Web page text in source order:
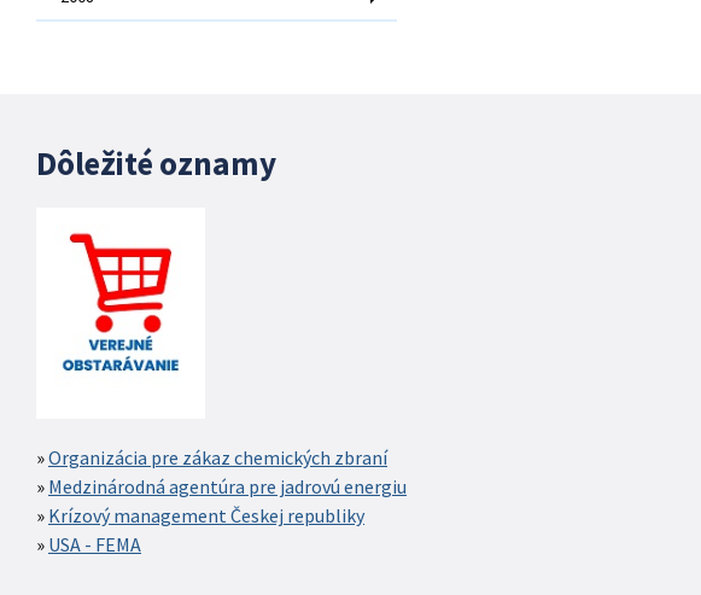
Dôležité oznamy
Organizácia pre zákaz chemických zbraní
Medzinárodná agentúra pre jadrovú energiu
Krízový management Českej republiky
USA - FEMA